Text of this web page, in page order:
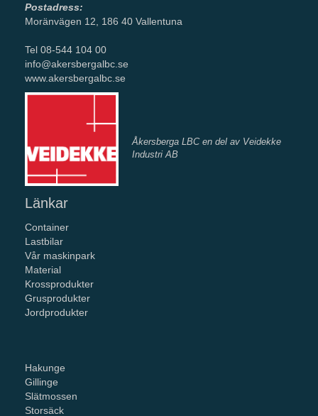
Postadress:
Moränvägen 12, 186 40 Vallentuna
Tel 08-544 104 00
info@akersbergalbc.se
www.akersbergalbc.se
Åkersberga LBC en del av Veidekke
Industri AB
Länkar
Container
Lastbilar
Vår maskinpark
Material
Krossprodukter
Grusprodukter
Jordprodukter
Hakunge
Gillinge
Slätmossen
Storsäck